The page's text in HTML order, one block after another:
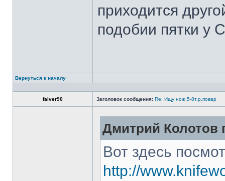
приходится
подобии пятки у
Вернуться к началу
faiver90 Заголовок сообщения: Re: Ищу нож.5-8т.р.повар
Дмитрий Колотов
Вот здесь
http://